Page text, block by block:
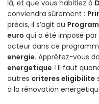
là, et que vous habitiez à
conviendra sûrement :
précis, il s’agit du
euro qui a été imposé par
acteur dans ce
energie. Apprêtez-vous
energetique ! Il faut
autres criteres eligibilite
à la rénovation